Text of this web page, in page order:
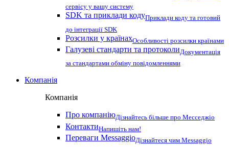
сервісу у вашу систему
SDK та приклади кодуПриклади коду та готовий
до інтеграції SDK
Розсилки у країнахОсобливості розсилки країнами
Галузеві стандарти та протоколиДокументація
за стандартами обміну повідомленнями
Компанія
Компанія
Про компаніюДізнайтесь більше про Месседжіо
КонтактиНапишіть нам!
Переваги MessaggioДізнайтеся чим Messaggio